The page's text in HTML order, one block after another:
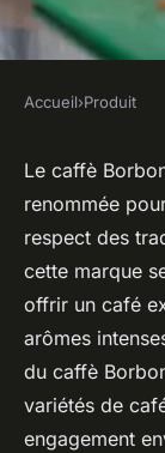
Quelles
caffè
admin •27 août
Accueil›Produit
Le caffè
renommée
respect des
cette marque
offrir un café
arômes
du caffè
variétés de
engagement